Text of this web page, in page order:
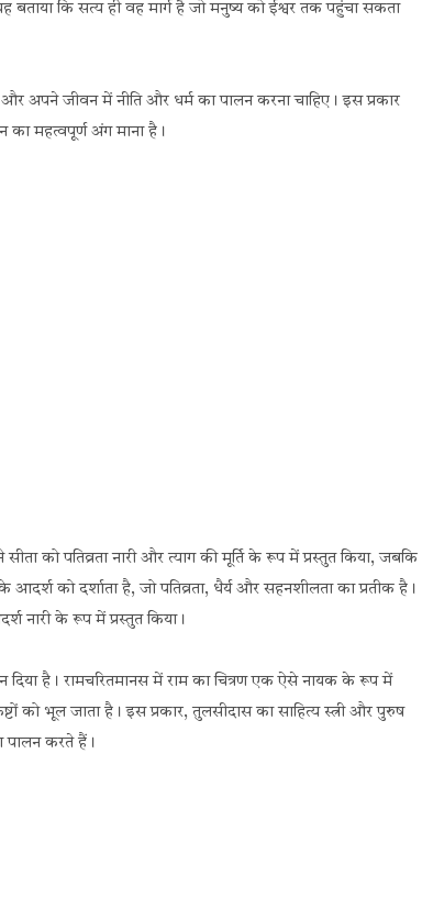
बताया कि सत्य ही वह मार्ग है जो मनुष्य को ईश्वर तक पहुंचा सकता
अपने जीवन में नीति और धर्म का पालन करना चाहिए। इस प्रकार
का महत्वपूर्ण अंग माना है।
को पतिव्रता नारी और त्याग की मूर्ति के रूप में प्रस्तुत किया, जबकि
आदर्श को दर्शाता है, जो पतिव्रता, धैर्य और सहनशीलता का प्रतीक है।
नारी के रूप में प्रस्तुत किया।
दिया है। रामचरितमानस में राम का चित्रण एक ऐसे नायक के रूप में
को भूल जाता है। इस प्रकार, तुलसीदास का साहित्य स्त्री और पुरुष
पालन करते हैं।